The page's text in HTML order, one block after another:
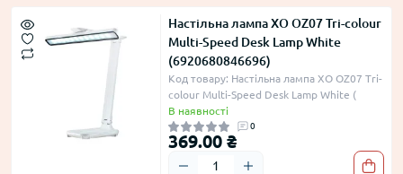
Настільна лампа XO OZ07 Tri-colour
Multi-Speed Desk Lamp White
(6920680846696)
Код товару: Настільна лампа XO OZ07 Tri-
colour Multi-Speed Desk Lamp White (
В наявності
0
369.00 ₴